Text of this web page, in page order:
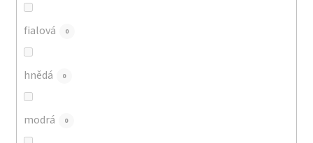
fialová 0
hnědá 0
modrá 0